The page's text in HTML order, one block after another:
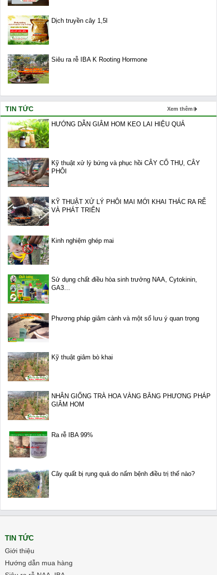
Dịch truyền cây 1,5l
Siêu ra rễ IBA K Rooting Hormone
TIN TỨC Xem thêm
HƯỚNG DẪN GIÂM HOM KEO LAI HIỆU QUẢ
Kỹ thuật xử lý bứng và phục hồi CÂY CỔ THỤ, CÂY
PHÔI
KỸ THUẬT XỬ LÝ PHÔI MAI MỚI KHAI THÁC RA RỄ
VÀ PHÁT TRIỂN
Kinh nghiệm ghép mai
Sử dụng chất điều hòa sinh trưởng NAA, Cytokinin,
GA3…
Phương pháp giâm cành và một số lưu ý quan trọng
Kỹ thuật giâm bò khai
NHÂN GIỐNG TRÀ HOA VÀNG BẰNG PHƯƠNG PHÁP
GIÂM HOM
Ra rễ IBA 99%
Cây quất bị rụng quả do nấm bệnh điều trị thế nào?
TIN TỨC
Giới thiệu
Hướng dẫn mua hàng